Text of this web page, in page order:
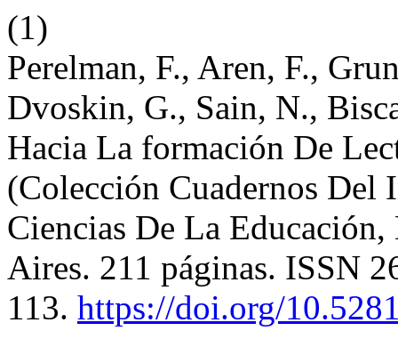
(1)
Perelman, F., Aren, F.,
Dvoskin, G., Sain, N.,
Hacia La formación De
(Colección Cuadernos Del
Ciencias De La
Aires. 211 páginas. ISSN
113. https://doi.org/